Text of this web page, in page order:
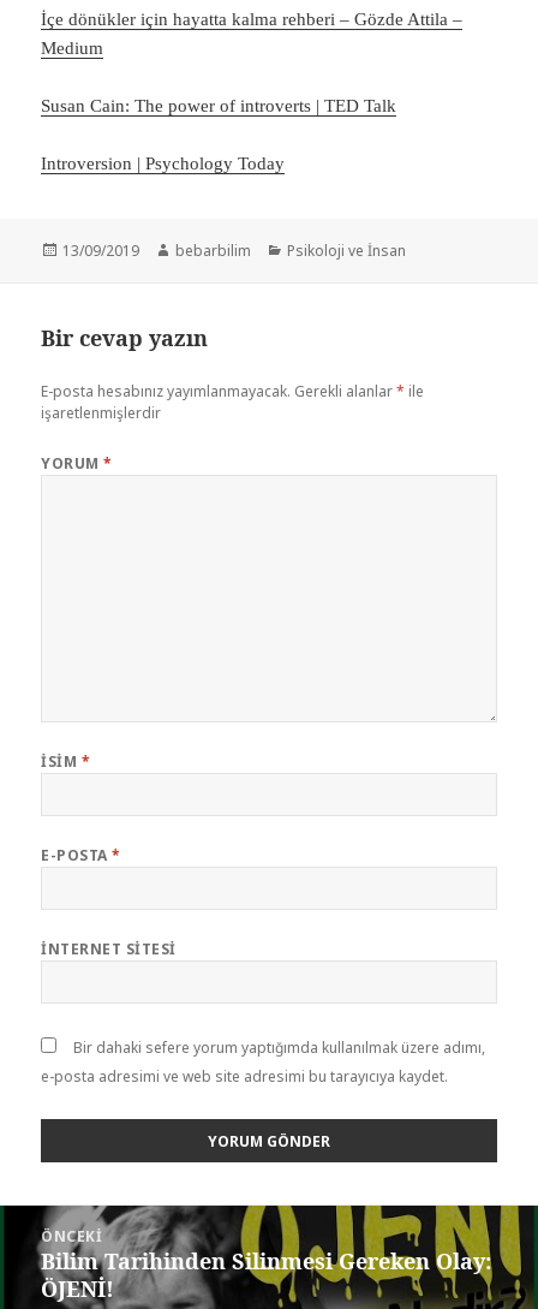
İçe dönükler için hayatta kalma rehberi – Gözde Attila –
Medium
Susan Cain: The power of introverts | TED Talk
Introversion | Psychology Today
Yayın
13/09/2019 Yazar
bebarbilim Kategoriler
Psikoloji ve İnsan
Bir cevap yazın
E-posta hesabınız yayımlanmayacak. Gerekli alanlar* ile
işaretlenmişlerdir
YORUM*
İSIM *
E-POSTA*
İNTERNET SITESI
Bir dahaki sefere yorum yaptığımda kullanılmak üzere adımı,
e-posta adresimi ve web site adresimi bu tarayıcıya kaydet.
dolaşımı
ÖNCEKI
Önceki
yazı:
Bilim Tarihinden Silinmesi Gereken Olay:
ÖJENİ!